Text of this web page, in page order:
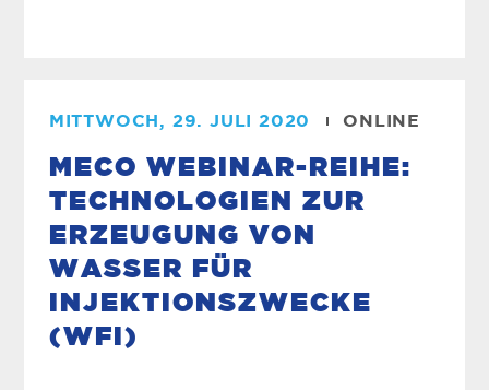
MITTWOCH, 29. JULI 2020 ONLINE
MECO WEBINAR-REIHE:
TECHNOLOGIEN ZUR
ERZEUGUNG VON
WASSER FÜR
INJEKTIONSZWECKE
(WFI)